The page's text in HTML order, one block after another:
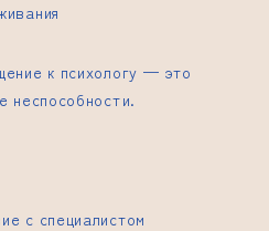
к психологу — это
неспособности.
с специалистом